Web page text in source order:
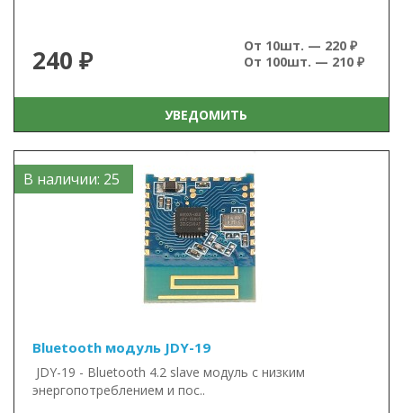
240 ₽
От 10шт. — 220 ₽
От 100шт. — 210 ₽
УВЕДОМИТЬ
В наличии: 25
Bluetooth модуль JDY-19
JDY-19 - Bluetooth 4.2 slave модуль с низким
энергопотреблением и пос..